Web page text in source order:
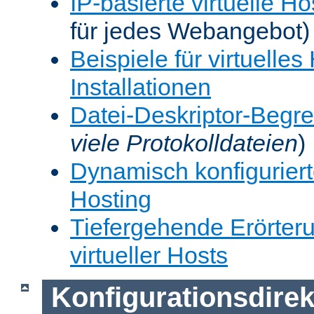
für jedes Webangebot)
Beispiele für virtuelles
Installationen
Datei-Deskriptor-
viele Protokolldateien)
Dynamisch
Hosting
Tiefergehende
virtueller Hosts